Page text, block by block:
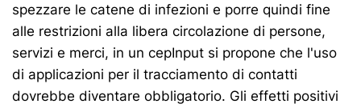
spezzare le catene di infezioni e porre quindi fine
alle restrizioni alla libera circolazione di persone,
servizi e merci, in un cepInput si propone che l'uso
di applicazioni per il tracciamento di contatti
dovrebbe diventare obbligatorio. Gli effetti positivi